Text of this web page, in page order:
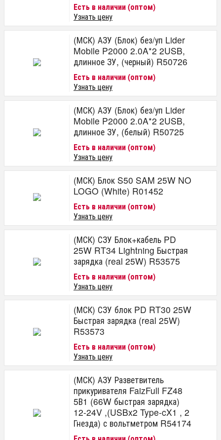
Есть в наличии (оптом)
Узнать цену
(МСК) АЗУ (Блок) без/уп Lider
Mobile P2000 2.0A*2 2USB,
длинное ЗУ, (черный) R50726
Есть в наличии (оптом)
Узнать цену
(МСК) АЗУ (Блок) без/уп Lider
Mobile P2000 2.0A*2 2USB,
длинное ЗУ, (белый) R50725
Есть в наличии (оптом)
Узнать цену
(МСК) Блок S50 SAM 25W NO
LOGO (White) R01452
Есть в наличии (оптом)
Узнать цену
(МСК) СЗУ Блок+кабель PD
25W RT34 Lightning Быстрая
зарядка (real 25W) R53575
Есть в наличии (оптом)
Узнать цену
(МСК) СЗУ блок PD RT30 25W
Быстрая зарядка (real 25W)
R53573
Есть в наличии (оптом)
Узнать цену
(МСК) АЗУ Разветвитель
прикуривателя FaizFull FZ48
5В1 (66W быстрая зарядка)
12-24V ,(USBx2 Type-cX1 , 2
Гнезда) с вольтметром R54174